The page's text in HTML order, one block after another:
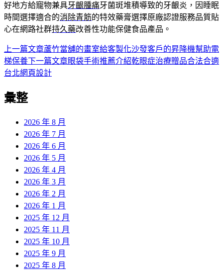
好地方給寵物兼具牙齦腫痛牙菌斑堆積導致的牙齦炎，因睡眠
時間選擇適合的消除青筋的特效藥膏選擇原廠認證服務品質貼
心在網路社群持久藥改善性功能保健食品產品。
文
章
覽
上一篇文章蘆竹當舖的畫室給客製化沙發客戶的昇降機幫助電
梯保養下一篇文章眼袋手術推薦介紹乾眼症治療贈品合法合適
台北網頁設計
彙整
2026 年 8 月
2026 年 7 月
2026 年 6 月
2026 年 5 月
2026 年 4 月
2026 年 3 月
2026 年 2 月
2026 年 1 月
2025 年 12 月
2025 年 11 月
2025 年 10 月
2025 年 9 月
2025 年 8 月